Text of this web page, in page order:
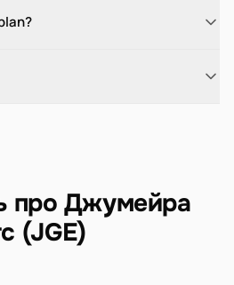
про Джумейра
(JGE)